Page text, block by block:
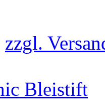
zzgl.
Bleistift